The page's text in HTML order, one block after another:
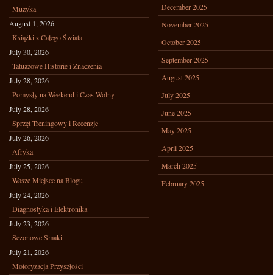
Muzyka
August 1, 2026
Książki z Całego Świata
July 30, 2026
Tatuażowe Historie i Znaczenia
July 28, 2026
Pomysły na Weekend i Czas Wolny
July 28, 2026
Sprzęt Treningowy i Recenzje
July 26, 2026
Afryka
July 25, 2026
Wasze Miejsce na Blogu
July 24, 2026
Diagnostyka i Elektronika
July 23, 2026
Sezonowe Smaki
July 21, 2026
Motoryzacja Przyszłości
December 2025
November 2025
October 2025
September 2025
August 2025
July 2025
June 2025
May 2025
April 2025
March 2025
February 2025